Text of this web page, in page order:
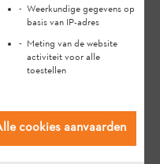
Weerkundige gegevens op
basis van IP-adres
Meting van de website
activiteit voor alle
toestellen
cookies aanvaarden